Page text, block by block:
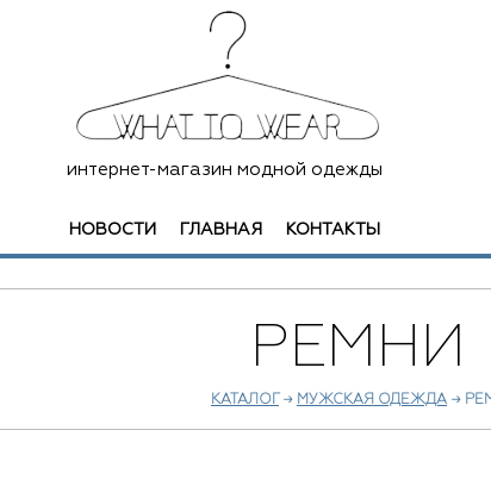
интернет-магазин модной одежды
НОВОСТИ ГЛАВНАЯ КОНТАКТЫ
РЕМНИ
КАТАЛОГ → МУЖСКАЯ ОДЕЖДА →